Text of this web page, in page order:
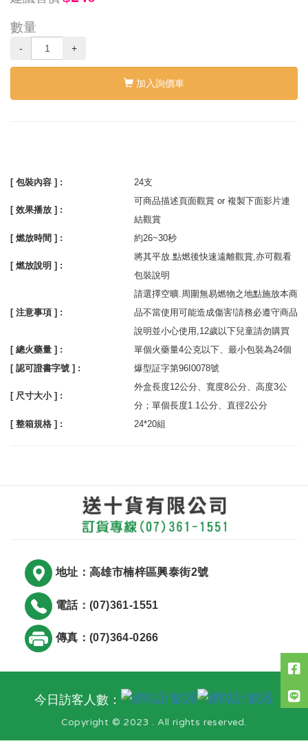
數量
- +
加入詢價車
[ 包裝內容 ] : 24支
[ 效果播放 ] :
可商品描述頁面觀賞 or 複製下面影片連
結觀賞
[ 燃放時間 ] :
約26~30秒
[ 燃放說明 ] :
將其平放.點燃後快速遠離觀賞,亦可觀看
包裝說明
[ 注意事項 ] :
請選擇空曠.周圍無易燃物之地點施放本商
品不當使用可能造成傷害!請務必遵守商品
說明並小心使用,12歲以下兒童請勿購買
[ 總火藥量 ] :
單個火藥量4公克以下、最小包裝為24個
[ 認可證書字號 ] :
爆型証字第96I0078號
[ 尺寸大小 ] :
外盒長度12公分、寬度8公分、高度3公
分；單個長度1.1公分、直徑2公分
[ 整箱規格 ] :
24*20組
地址：高雄市楠梓區興泰街2號
電話：(07)361-1551
傳真：(07)364-0266
今日訪客人數：
Copyright © 2023 . All rights reserved.